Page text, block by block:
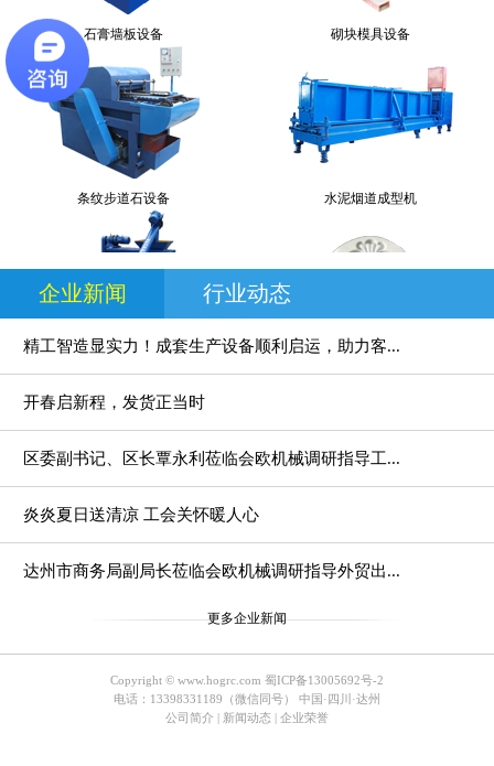
石膏墙板设备 砌块模具设备
条纹步道石设备 水泥烟道成型机
企业新闻 行业动态
精工智造显实力！成套生产设备顺利启运，助力客...
开春启新程，发货正当时
区委副书记、区长覃永利莅临会欧机械调研指导工...
炎炎夏日送清凉 工会关怀暖人心
达州市商务局副局长莅临会欧机械调研指导外贸出...
更多企业新闻
Copyright © www.hogrc.com 蜀ICP备13005692号-2
电话：13398331189（微信同号） 中国·四川·达州
公司简介 | 新闻动态 | 企业荣誉